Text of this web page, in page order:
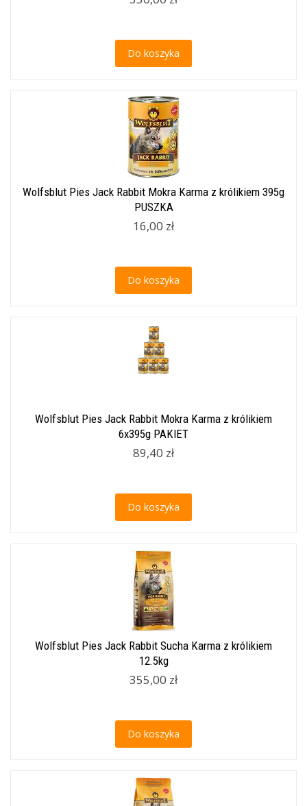
Do koszyka
Wolfsblut Pies Jack Rabbit Mokra Karma z królikiem 395g
PUSZKA
16,00 zł
Do koszyka
Wolfsblut Pies Jack Rabbit Mokra Karma z królikiem
6x395g PAKIET
89,40 zł
Do koszyka
Wolfsblut Pies Jack Rabbit Sucha Karma z królikiem
12.5kg
355,00 zł
Do koszyka